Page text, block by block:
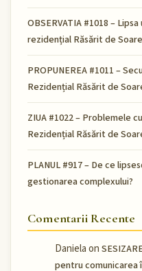
OBSERVATIA #1018 –
rezidențial Răsărit de Soare
PROPUNEREA #1011 –
Rezidențial Răsărit de
ZIUA #1022 – Problemele
Rezidențial Răsărit de
PLANUL #917 – De ce
gestionarea complexului?
Comentarii Recente
Danielaon
pentru